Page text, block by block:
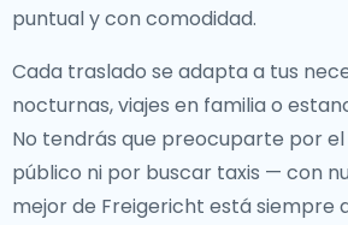
puntual y con comodidad.
Cada traslado se adapta a tus
nocturnas, viajes en familia o
No tendrás que preocuparte por
público ni por buscar taxis — con
mejor de Freigericht está siempre